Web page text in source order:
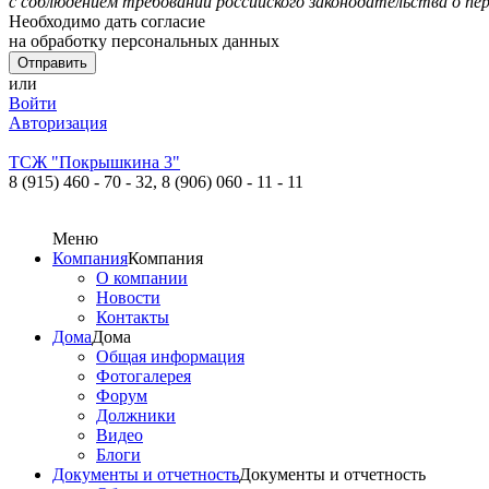
Необходимо дать согласие
на обработку персональных данных
или
Войти
Авторизация
ТСЖ "Покрышкина 3"
8 (915) 460 - 70 - 32, 8 (906) 060 - 11 - 11
Меню
КомпанияКомпания
О компании
Новости
Контакты
ДомаДома
Общая информация
Фотогалерея
Форум
Должники
Видео
Блоги
Документы и отчетностьДокументы и отчетность